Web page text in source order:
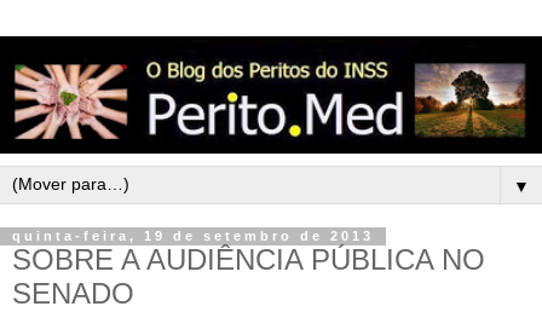
▼
quinta-feira, 19 de setembro de 2013
SOBRE A AUDIÊNCIA PÚBLICA NO
SENADO